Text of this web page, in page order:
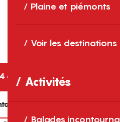
Plaine et piémonts
Voir les destinations
Activités
Balades
68 88 41 ▒▒
nous